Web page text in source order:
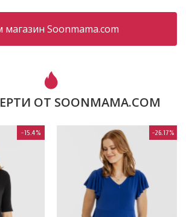
магазин Soonmama.com
ОТ SOONMAMA.COM
-15.4% -26.17%